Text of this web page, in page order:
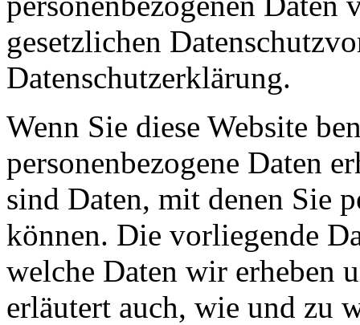
gesetzlichen
Datenschutzerklärung.
Wenn Sie diese Website
personenbezogene Daten
sind Daten, mit denen Sie
können. Die vorliegende
welche Daten wir erheben
erläutert auch, wie und zu